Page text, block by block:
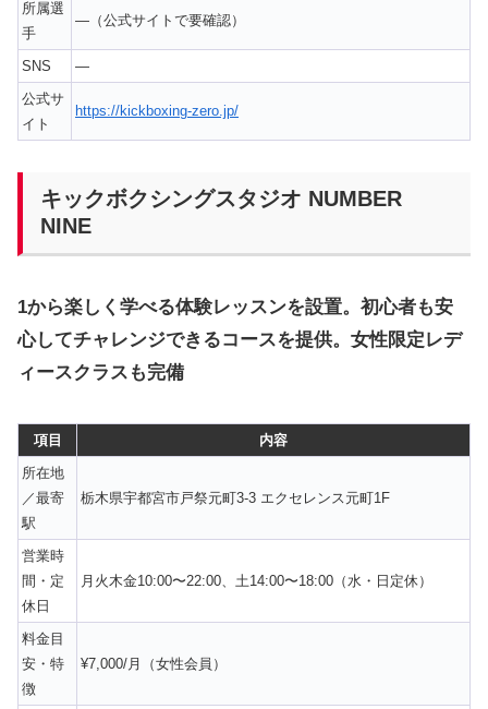
所属選
手
—（公式サイトで要確認）
SNS
—
公式サ
イト
https://kickboxing-zero.jp/
キックボクシングスタジオ NUMBER
NINE
1から楽しく学べる体験レッスンを設置。初心者も安
心してチャレンジできるコースを提供。女性限定レデ
ィースクラスも完備
項目
内容
所在地
／最寄
駅
栃木県宇都宮市戸祭元町3-3 エクセレンス元町1F
営業時
間・定
休日
月火木金10:00〜22:00、土14:00〜18:00（水・日定休）
料金目
安・特
徴
¥7,000/月（女性会員）